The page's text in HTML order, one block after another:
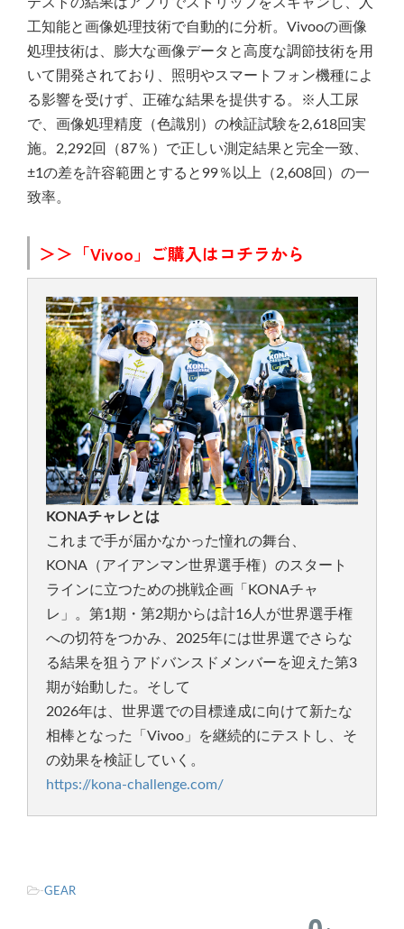
工知能と画像処理技術で自動的に分析。Vivooの画像
処理技術は、膨大な画像データと高度な調節技術を用
いて開発されており、照明やスマートフォン機種によ
る影響を受けず、正確な結果を提供する。※人工尿
で、画像処理精度（色識別）の検証試験を2,618回実
施。2,292回（87％）で正しい測定結果と完全一致、
±1の差を許容範囲とすると99％以上（2,608回）の一
致率。
＞＞「Vivoo」ご購入はコチラから
KONAチャレとは
これまで手が届かなかった憧れの舞台、
KONA（アイアンマン世界選手権）のスタート
ラインに立つための挑戦企画「KONAチャ
レ」。第1期・第2期からは計16人が世界選手権
への切符をつかみ、2025年には世界選でさらな
る結果を狙うアドバンスドメンバーを迎えた第3
期が始動した。そして
2026年は、世界選での目標達成に向けて新たな
相棒となった「Vivoo」を継続的にテストし、そ
の効果を検証していく。
https://kona-challenge.com/
-GEAR